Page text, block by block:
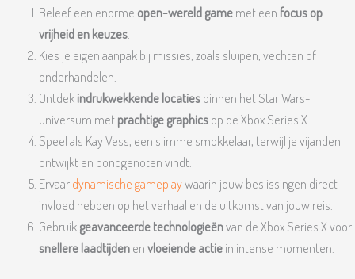
Beleef een enorme open-wereld gamemet een focus op
vrijheid en keuzes.
Kies je eigen aanpak bij missies, zoals sluipen, vechten of
onderhandelen.
Ontdekindrukwekkende locatiesbinnen het Star Wars-
universum metprachtige graphicsop de Xbox Series X.
Speel als Kay Vess, een slimme smokkelaar, terwijl je vijanden
ontwijkt en bondgenoten vindt.
Ervaardynamische gameplaywaarin jouw beslissingen direct
invloed hebben op het verhaal en de uitkomst van jouw reis.
Gebruikgeavanceerde technologieënvan de Xbox Series X voor
snellere laadtijdenenvloeiende actiein intense momenten.